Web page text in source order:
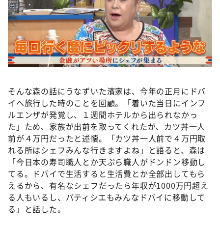
ザキ山小屋本館
ぺこぱのまるスポ
アナ回覧板
そんな森の話にうなずいた濱家は、今年の正月にドバ
イへ旅行した時のことを回顧。「着いた当日にインフ
ルエンザが発覚し、１週間ホテルから出られなかっ
た」ため、家族が出前を取ってくれたが、カツ丼一人
前が４万円だったと述懐。「カツ丼一人前で４万円取
れる所はシェフみんな行きますよね」と語ると、森は
「今日本の寿司職人とか天ぷら職人がドンドン移動し
てる。ドバイで生活すると生活費とか全部出してもら
えるから、有名なシェフだったら年収が1000万円超え
る人もいるし、パティシエもみんなドバイに移動して
る」と話した。